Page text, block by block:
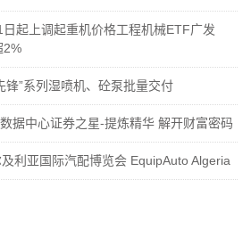
起上调起重机价格工程机械ETF广发
2%
锋”系列湿喷机、砼泵批量交付
据中心证券之星-提炼精华 解开财富密码
利亚国际汽配博览会 EquipAuto Algeria